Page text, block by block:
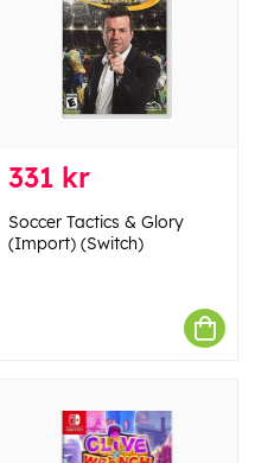
331 kr
Soccer Tactics & Glory
(Import) (Switch)